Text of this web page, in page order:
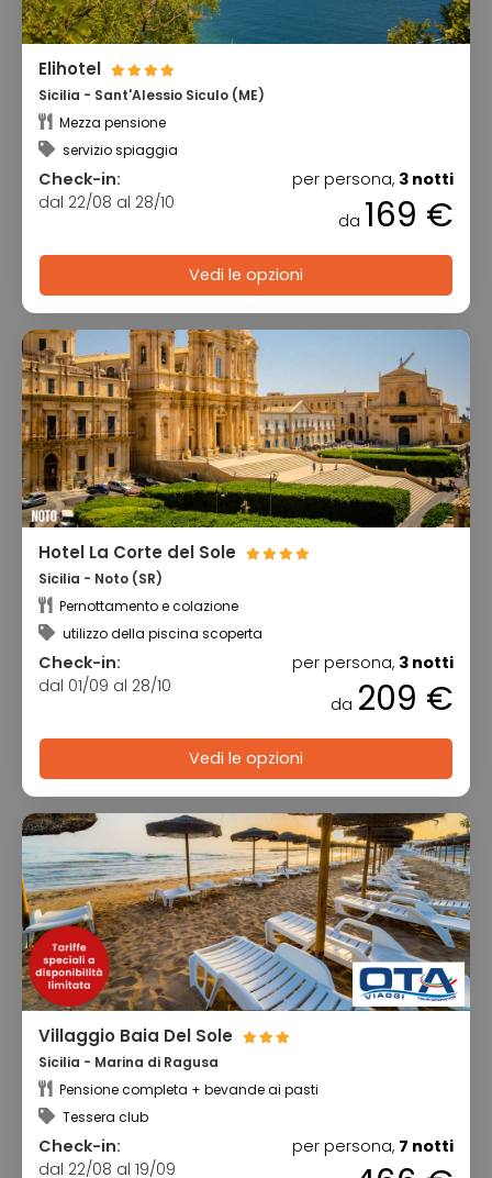
Elihotel
Sicilia - Sant'Alessio Siculo (ME)
Mezza pensione
servizio spiaggia
Check-in:
dal 22/08 al 28/10
per persona, 3 notti
da 169 €
Vedi le opzioni
Hotel La Corte del Sole
Sicilia - Noto (SR)
Pernottamento e colazione
utilizzo della piscina scoperta
Check-in:
dal 01/09 al 28/10
per persona, 3 notti
da 209 €
Vedi le opzioni
Villaggio Baia Del Sole
Sicilia - Marina di Ragusa
Pensione completa + bevande ai pasti
Tessera club
Check-in:
dal 22/08 al 19/09
per persona, 7 notti